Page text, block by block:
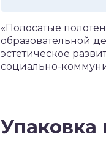
«Полосатые
образовательной
эстетическое
социально-